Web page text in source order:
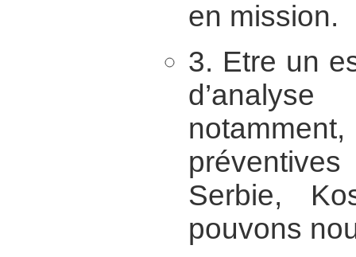
en mission.
3. Etre un
Serbie,
pouvons